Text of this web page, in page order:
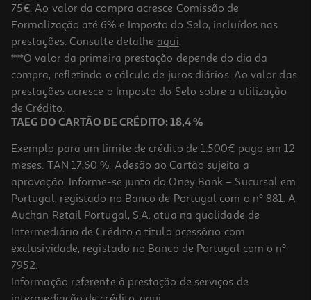
5.0
Filete Santa Catarina Atum Azeite Bio 120g Especialidade
26.58 €/Kg
3,19 €
75€. Ao valor da compra acresce Comissão de
Formalização até 6% e Imposto do Selo, incluídos nas
prestações. Consulte detalhe aqui.
***O valor da primeira prestação depende do dia da
compra, refletindo o cálculo de juros diários. Ao valor das
prestações acresce o Imposto do Selo sobre a utilização
de Crédito.
TAEG DO CARTÃO DE CRÉDITO: 18,4 %
Exemplo para um limite de crédito de 1.500€ pago em 12
meses. TAN 17,60 %. Adesão ao Cartão sujeita a
aprovação. Informe-se junto do Oney Bank – Sucursal em
Portugal, registado no Banco de Portugal com o nº 881. A
Auchan Retail Portugal, S.A. atua na qualidade de
Intermediário de Crédito a título acessório com
exclusividade, registado no Banco de Portugal com o nº
7952.
Informação referente à prestação de serviços de